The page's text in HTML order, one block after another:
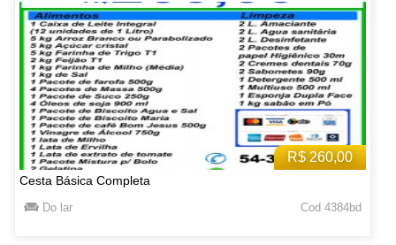
R$ 260,00
Cesta Básica Completa
Do lar Cod 4384bd